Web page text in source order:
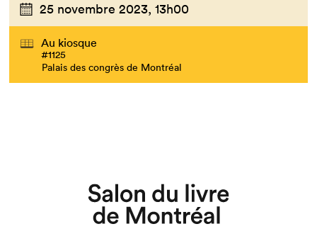
25 novembre 2023, 13h00
Au kiosque
#1125
Palais des congrès de Montréal